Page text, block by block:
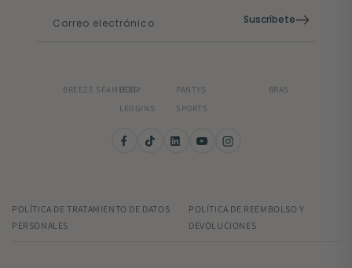
Correo electrónico Suscríbete
BREEZE SEAMLESS
BODY PANTYS
BRAS
LEGGINS
SPORTS
POLÍTICA DE TRATAMIENTO DE DATOS
PERSONALES
POLÍTICA DE REEMBOLSO Y
DEVOLUCIONES